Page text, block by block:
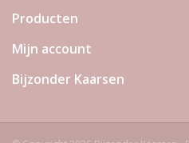
Producten
Mijn account
Bijzonder Kaarsen